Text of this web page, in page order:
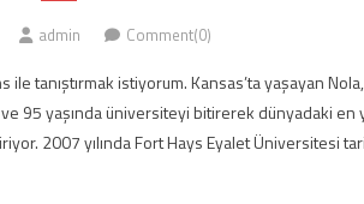
admin Comment(0)
tanıştırmak istiyorum. Kansas’ta yaşayan
95 yaşında üniversiteyi bitirerek dünyadaki en
2007 yılında Fort Hays Eyalet Üniversitesi